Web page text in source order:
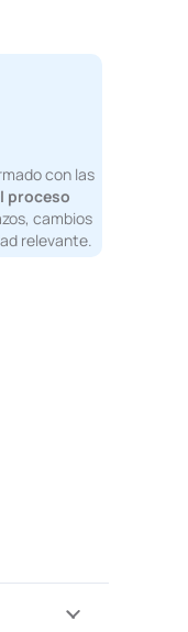
con las
proceso
cambios
relevante.